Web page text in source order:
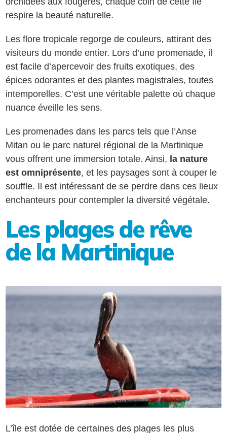
respire la beauté naturelle.
Les flore tropicale regorge de couleurs, attirant des
visiteurs du monde entier. Lors d’une promenade, il
est facile d’apercevoir des fruits exotiques, des
épices odorantes et des plantes magistrales, toutes
intemporelles. C’est une véritable palette où chaque
nuance éveille les sens.
Les promenades dans les parcs tels que l’Anse
Mitan ou le parc naturel régional de la Martinique
vous offrent une immersion totale. Ainsi, la nature
est omniprésente, et les paysages sont à couper le
souffle. Il est intéressant de se perdre dans ces lieux
enchanteurs pour contempler la diversité végétale.
Les plages de rêve
de la Martinique
L’île est dotée de certaines des plages les plus